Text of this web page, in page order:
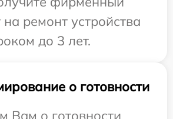
ремонт устройства
до 3 лет.
о готовности
Вам о готовности